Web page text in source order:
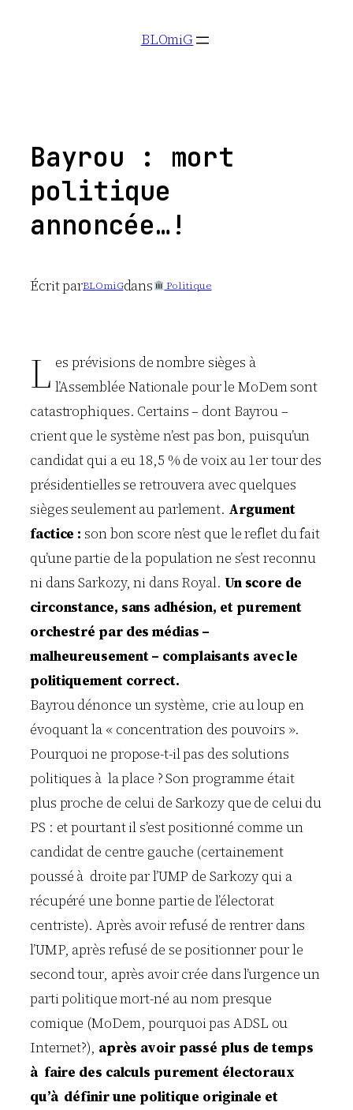
BLOmiG
Bayrou : mort
politique
annoncée…!
Écrit parBLOmiGdans Politique
L es prévisions de nombre sièges à
l’Assemblée Nationale pour le MoDem sont
catastrophiques. Certains – dont Bayrou –
crient que le système n’est pas bon, puisqu’un
candidat qui a eu 18,5 % de voix au 1er tour des
présidentielles se retrouvera avec quelques
sièges seulement au parlement. Argument
factice : son bon score n’est que le reflet du fait
qu’une partie de la population ne s’est reconnu
ni dans Sarkozy, ni dans Royal. Un score de
circonstance, sans adhésion, et purement
orchestré par des médias –
malheureusement – complaisants avec le
politiquement correct.
Bayrou dénonce un système, crie au loup en
évoquant la « concentration des pouvoirs ».
Pourquoi ne propose-t-il pas des solutions
politiques à la place ? Son programme était
plus proche de celui de Sarkozy que de celui du
PS : et pourtant il s’est positionné comme un
candidat de centre gauche (certainement
poussé à droite par l’UMP de Sarkozy qui a
récupéré une bonne partie de l’électorat
centriste). Après avoir refusé de rentrer dans
l’UMP, après refusé de se positionner pour le
second tour, après avoir crée dans l’urgence un
parti politique mort-né au nom presque
comique (MoDem, pourquoi pas ADSL ou
Internet?), après avoir passé plus de temps
à faire des calculs purement électoraux
qu’à définir une politique originale et